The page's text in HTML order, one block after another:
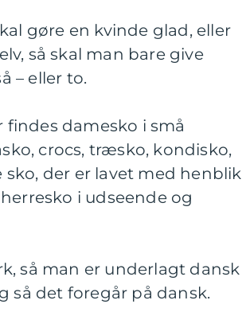
gøre en kvinde glad, eller
så skal man bare give
– eller to.
findes damesko i små
crocs, træsko, kondisko,
der er lavet med henblik
i udseende og
så man er underlagt dansk
så det foregår på dansk.